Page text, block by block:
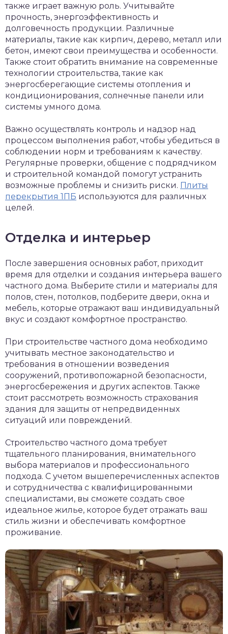
также играет важную роль. Учитывайте
прочность, энергоэффективность и
долговечность продукции. Различные
материалы, такие как кирпич, дерево, металл или
бетон, имеют свои преимущества и особенности.
Также стоит обратить внимание на современные
технологии строительства, такие как
энергосберегающие системы отопления и
кондиционирования, солнечные панели или
системы умного дома.
Важно осуществлять контроль и надзор над
процессом выполнения работ, чтобы убедиться в
соблюдении норм и требованиям к качеству.
Регулярные проверки, общение с подрядчиком
и строительной командой помогут устранить
возможные проблемы и снизить риски. Плиты
перекрытия 1ПБ используются для различных
целей.
Отделка и интерьер
После завершения основных работ, приходит
время для отделки и создания интерьера вашего
частного дома. Выберите стили и материалы для
полов, стен, потолков, подберите двери, окна и
мебель, которые отражают ваш индивидуальный
вкус и создают комфортное пространство.
При строительстве частного дома необходимо
учитывать местное законодательство и
требования в отношении возведения
сооружений, противопожарной безопасности,
энергосбережения и других аспектов. Также
стоит рассмотреть возможность страхования
здания для защиты от непредвиденных
ситуаций или повреждений.
Строительство частного дома требует
тщательного планирования, внимательного
выбора материалов и профессионального
подхода. С учетом вышеперечисленных аспектов
и сотрудничества с квалифицированными
специалистами, вы сможете создать свое
идеальное жилье, которое будет отражать ваш
стиль жизни и обеспечивать комфортное
проживание.